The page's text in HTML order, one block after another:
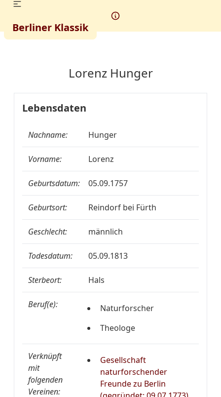
Berliner Klassik
Lorenz Hunger
Lebensdaten
Nachname: Hunger
Vorname: Lorenz
Geburtsdatum: 05.09.1757
Geburtsort: Reindorf bei Fürth
Geschlecht: männlich
Todesdatum: 05.09.1813
Sterbeort: Hals
Beruf(e):
Naturforscher
Theologe
Verknüpft
mit
folgenden
Vereinen:
Gesellschaft
naturforschender
Freunde zu Berlin